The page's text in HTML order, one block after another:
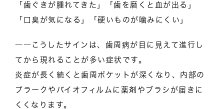
「歯ぐきが腫れてきた」「歯を磨くと血が出る」
「口臭が気になる」「硬いものが噛みにくい」
――こうしたサインは、歯周病が目に見えて進行し
てから現れることが多い症状です。
炎症が長く続くと歯周ポケットが深くなり、内部の
プラークやバイオフィルムに薬剤やブラシが届きに
くくなります。